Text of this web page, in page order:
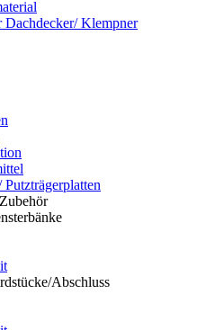
Dachdecker/ Klempner
Abschluss